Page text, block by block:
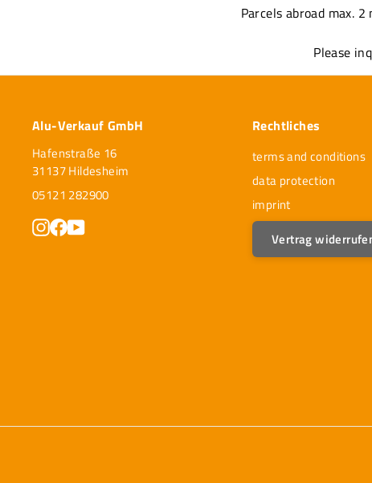
Parcels abroad max.
Please
Alu-Verkauf GmbH
Hafenstraße 16
31137 Hildesheim
05121 282900
Instagram
Facebook
Rechtliches
terms and conditions
data protection
imprint
Vertrag